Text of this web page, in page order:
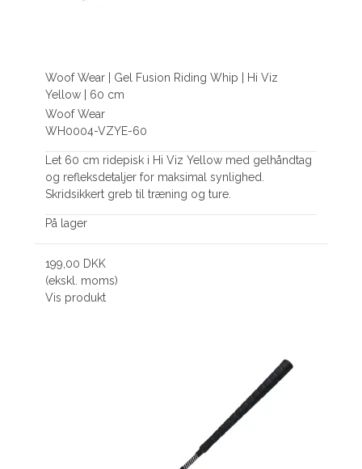
Woof Wear | Gel Fusion Riding Whip | Hi Viz
Yellow | 60 cm
Woof Wear
WH0004-VZYE-60
Let 60 cm ridepisk i Hi Viz Yellow med gelhåndtag
og refleksdetaljer for maksimal synlighed.
Skridsikkert greb til træning og ture.
På lager
199,00 DKK
(ekskl. moms)
Vis produkt